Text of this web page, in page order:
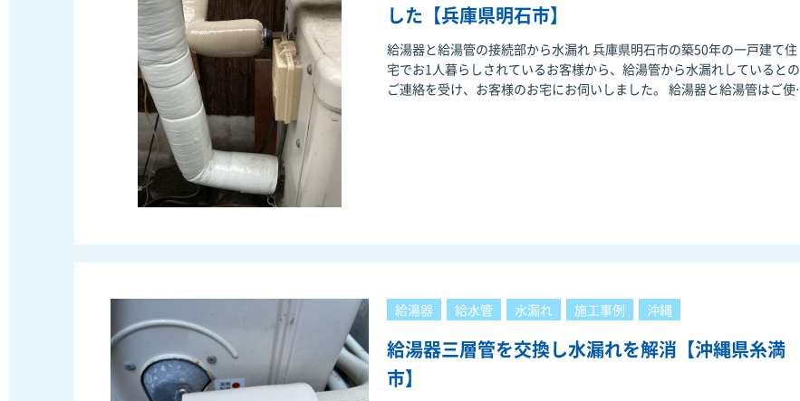
した【兵庫県明石市】
給湯器と給湯管の接続部から水漏れ 兵庫県明石市の築50年の一戸建て住
宅でお1人暮らしされているお客様から、給湯管から水漏れしているとの
ご連絡を受け、お客様のお宅にお伺いしました。 給湯器と給湯管はご使用
給湯器 給水管 水漏れ 施工事例 沖縄
給湯器三層管を交換し水漏れを解消【沖縄県糸満
市】